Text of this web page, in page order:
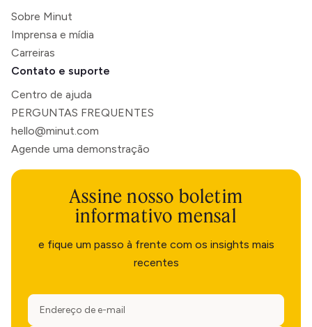
Sobre Minut
Imprensa e mídia
Carreiras
Contato e suporte
Centro de ajuda
PERGUNTAS FREQUENTES
hello@minut.com
Agende uma demonstração
Assine nosso boletim
informativo mensal
e fique um passo à frente com os insights mais
recentes